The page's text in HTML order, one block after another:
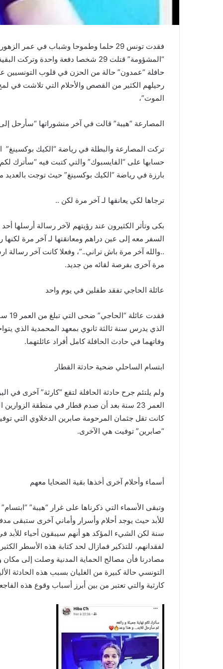
فقدت تونس 29 حلما وطموحا وشباب في
“المشؤومة” قتلت 29 شخصا دفعة
حافلة “عمدون” حالة من الحزن في قلوب التونسيين
رحيلهم الكثير من القصص والأحلام التي تلاشت في
الموت”،
المصارعة “هيبة” قالت في آخر منشوراتها “سأرحل إلى
تركت المصارعة والبطلة في رياضة “الكيك بوكسينغ”
حسابها على “الفايسبوك” والتي كتبت فيه “سأترك
بارزة في رياضة “الكيك بوكسينغ” حيث توجت بالعديد
ترجاها لكي يعانقها لـ آخر مرة لكن ..
بكى وتأثر الكثيرون عند رؤيتهم لآخر رسالة أرسلها
السفر معه إلى عين دراهم ومعانقتها لـ آخر مرة
..والله آخر مرة باش تراني..”، وفعلا كانت آخر رسالة
مرة آخرى بفرصة لقائه من جديد.
عائلة الحاجي تفقد طفلين في يوم واحد
الذي يدرس سنة ثالثة ثانوي بمعهد المحمدية الذي
وفاتهما في حادث الحافلة كامل أفراد عائلتهما.
ابتسام الساحلي ضحية حادثة القطار
ولم يلتئم جرح حادثة الحافلة لتقع “كارثة” آخرى في
العمر 23 سنة بعد أن صدم قطار في منطقة
كانت تقل جثمان المرحومة صابرين الدخلاوي التي
“صابرين” توفيت هي الآخرى.
أسماء وأحلام آخرى أخذها بقية الضحايا معهم
سنة لكن الشيء المؤكد هو أنهم سيبقون أحياء
لفقدانهم، للتذكير فمازال لحد كتابة هذه
التونسي حالة كبيرة من الغليان بسبب هذه
كارثية والتي تعتبر من بين أبرز أسباب وقوع هذه